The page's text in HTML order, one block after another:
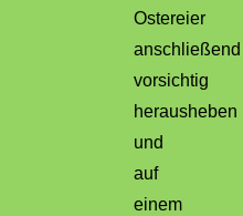
Ostereier
anschließend
vorsichtig
herausheben
und
auf
einem